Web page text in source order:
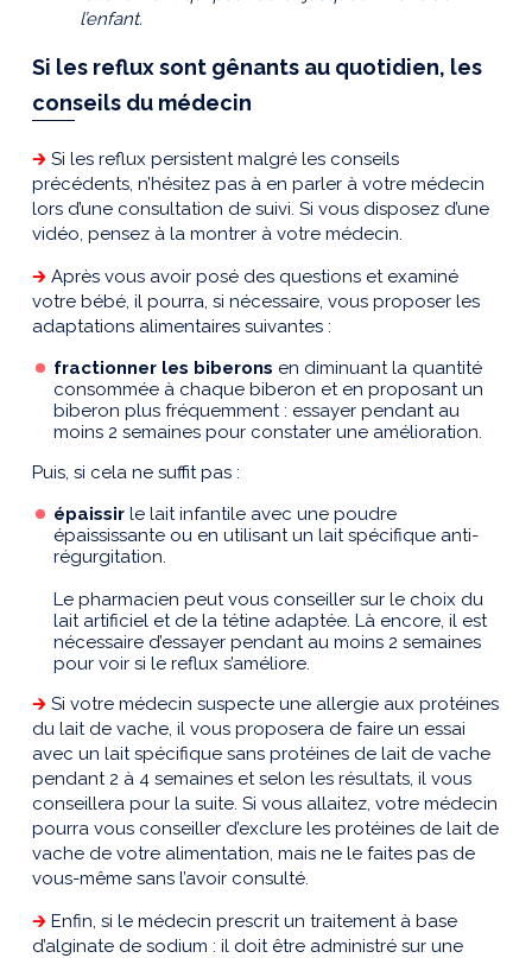
l’enfant.
Si les reflux sont gênants au quotidien, les
conseils du médecin
🡲 Si les reflux persistent malgré les conseils
précédents, n’hésitez pas à en parler à votre médecin
lors d’une consultation de suivi. Si vous disposez d’une
vidéo, pensez à la montrer à votre médecin.
🡲 Après vous avoir posé des questions et examiné
votre bébé, il pourra, si nécessaire, vous proposer les
adaptations alimentaires suivantes :
fractionner les biberons en diminuant la quantité
consommée à chaque biberon et en proposant un
biberon plus fréquemment : essayer pendant au
moins 2 semaines pour constater une amélioration.
Puis, si cela ne suffit pas :
épaissir le lait infantile avec une poudre
épaississante ou en utilisant un lait spécifique anti-
régurgitation.
Le pharmacien peut vous conseiller sur le choix du
lait artificiel et de la tétine adaptée. Là encore, il est
nécessaire d’essayer pendant au moins 2 semaines
pour voir si le reflux s’améliore.
🡲 Si votre médecin suspecte une allergie aux protéines
du lait de vache, il vous proposera de faire un essai
avec un lait spécifique sans protéines de lait de vache
pendant 2 à 4 semaines et selon les résultats, il vous
conseillera pour la suite. Si vous allaitez, votre médecin
pourra vous conseiller d’exclure les protéines de lait de
vache de votre alimentation, mais ne le faites pas de
vous-même sans l’avoir consulté.
🡲 Enfin, si le médecin prescrit un traitement à base
d’alginate de sodium : il doit être administré sur une